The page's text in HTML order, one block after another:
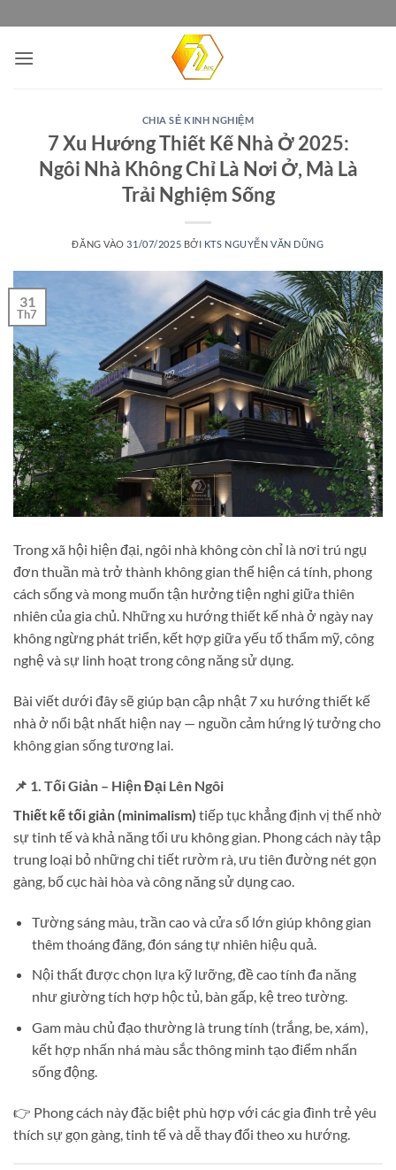
qua
nội
CHIA SẺ KINH NGHIỆM
7 Xu Hướng Thiết Kế Nhà Ở 2025:
Ngôi Nhà Không Chỉ Là Nơi Ở, Mà Là
Trải Nghiệm Sống
ĐĂNG VÀO 31/07/2025 BỞI KTS NGUYỄN VĂN DŨNG
31
Th7
Trong xã hội hiện đại, ngôi nhà không còn chỉ là nơi trú ngụ
đơn thuần mà trở thành không gian thể hiện cá tính, phong
cách sống và mong muốn tận hưởng tiện nghi giữa thiên
nhiên của gia chủ. Những xu hướng thiết kế nhà ở ngày nay
không ngừng phát triển, kết hợp giữa yếu tố thẩm mỹ, công
nghệ và sự linh hoạt trong công năng sử dụng.
Bài viết dưới đây sẽ giúp bạn cập nhật 7 xu hướng thiết kế
nhà ở nổi bật nhất hiện nay — nguồn cảm hứng lý tưởng cho
không gian sống tương lai.
📌 1. Tối Giản – Hiện Đại Lên Ngôi
Thiết kế tối giản (minimalism) tiếp tục khẳng định vị thế nhờ
sự tinh tế và khả năng tối ưu không gian. Phong cách này tập
trung loại bỏ những chi tiết rườm rà, ưu tiên đường nét gọn
gàng, bố cục hài hòa và công năng sử dụng cao.
Tường sáng màu, trần cao và cửa sổ lớn giúp không gian
thêm thoáng đãng, đón sáng tự nhiên hiệu quả.
Nội thất được chọn lựa kỹ lưỡng, đề cao tính đa năng
như giường tích hợp hộc tủ, bàn gấp, kệ treo tường.
Gam màu chủ đạo thường là trung tính (trắng, be, xám),
kết hợp nhấn nhá màu sắc thông minh tạo điểm nhấn
sống động.
👉 Phong cách này đặc biệt phù hợp với các gia đình trẻ yêu
thích sự gọn gàng, tinh tế và dễ thay đổi theo xu hướng.